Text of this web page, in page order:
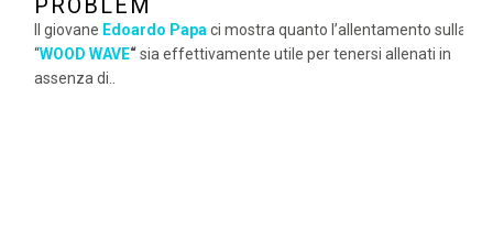
PROBLEM
Il giovane Edoardo Papa ci mostra quanto l’allentamento sulla
“WOOD WAVE“sia effettivamente utile per tenersi allenati in
assenza di..